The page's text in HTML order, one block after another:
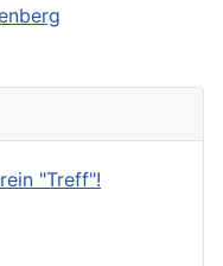
"Treff"!